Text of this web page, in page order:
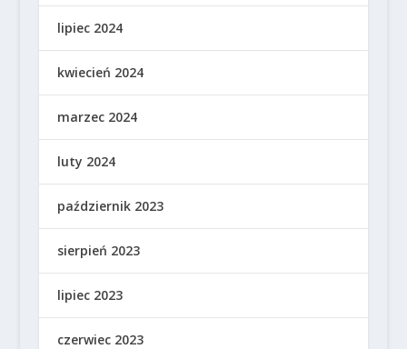
lipiec 2024
kwiecień 2024
marzec 2024
luty 2024
październik 2023
sierpień 2023
lipiec 2023
czerwiec 2023